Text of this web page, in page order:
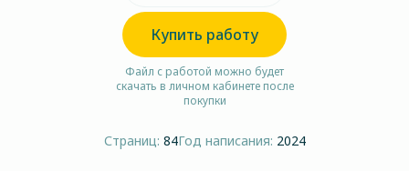
Купить работу
Файл с работой можно будет
скачать в личном кабинете после
покупки
Страниц: 84Год написания: 2024